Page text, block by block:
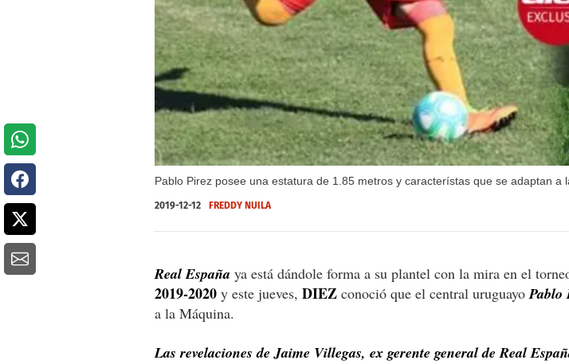
Pablo Pirez posee una estatura de 1.85 metros y característas que se adaptan a
2019-12-12 FREDDY NUILA
Real España ya está dándole forma a su plantel con la mira en el
‪2019-2020 ‬ y este jueves, DIEZ conoció que el central uruguayoPablo
a la Máquina.
Las revelaciones de Jaime Villegas, ex gerente general de Real